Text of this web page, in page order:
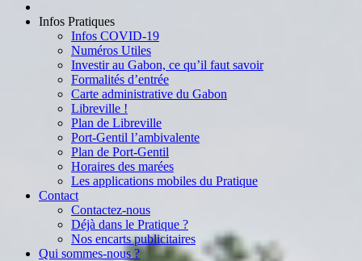
Infos Pratiques
Infos COVID-19
Numéros Utiles
Investir au Gabon, ce qu’il faut savoir
Formalités d’entrée
Carte administrative du Gabon
Libreville !
Plan de Libreville
Port-Gentil l’ambivalente
Plan de Port-Gentil
Horaires des marées
Les applications mobiles du Pratique
Contact
Contactez-nous
Déjà dans le Pratique ?
Nos encarts publicitaires
Qui sommes-nous ?